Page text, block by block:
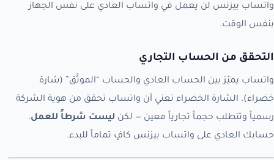
واتساب بيزنس لن يعمل في واتساب العادي على نفس الجهاز
بنفس الوقت.
التحقق من الحساب التجاري
واتساب يميّز بين الحساب العادي والحساب “الموثّق” (شارة
خضراء). الشارة الخضراء تعني أن واتساب تحقق من هوية الشركة
رسمياً وتتطلب حجماً تجارياً معين — لكن ليست شرطاً للعمل.
حسابك العادي على واتساب بيزنس كافٍ تماماً للبدء.